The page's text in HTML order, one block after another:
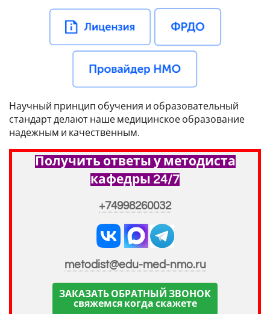
Научный принцип обучения и образовательный
стандарт делают наше медицинское образование
надежным и качественным.
Получить ответы у методиста
кафедры 24/7
+74998260032
metodist@edu-med-nmo.ru
ЗАКАЗАТЬ ОБРАТНЫЙ ЗВОНОК
свяжемся когда скажете